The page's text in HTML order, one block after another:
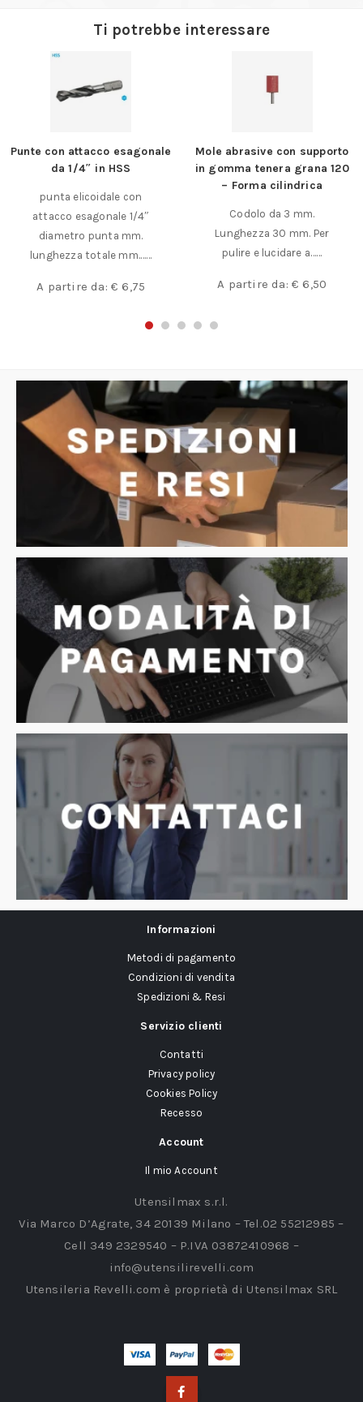
Ti potrebbe interessare
Punte con attacco esagonale
da 1/4″ in HSS
punta elicoidale con
attacco esagonale 1/4″
diametro punta mm.
lunghezza totale mm.……
A partire da:€ 6,75
Mole abrasive con supporto
in gomma tenera grana 120
– Forma cilindrica
Codolo da 3 mm.
Lunghezza 30 mm. Per
pulire e lucidare a……
A partire da:€ 6,50
Informazioni
Metodi di pagamento
Condizioni di vendita
Spedizioni & Resi
Servizio clienti
Contatti
Privacy policy
Cookies Policy
Recesso
Account
Il mio Account
Utensilmax s.r.l.
Via Marco D’Agrate, 34 20139 Milano – Tel.02 55212985 –
Cell 349 2329540 – P.IVA 03872410968 –
info@utensilirevelli.com
Utensileria Revelli.com è proprietà di Utensilmax SRL